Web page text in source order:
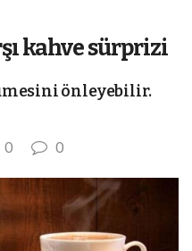
kahve sürprizi
önleyebilir.
0 0